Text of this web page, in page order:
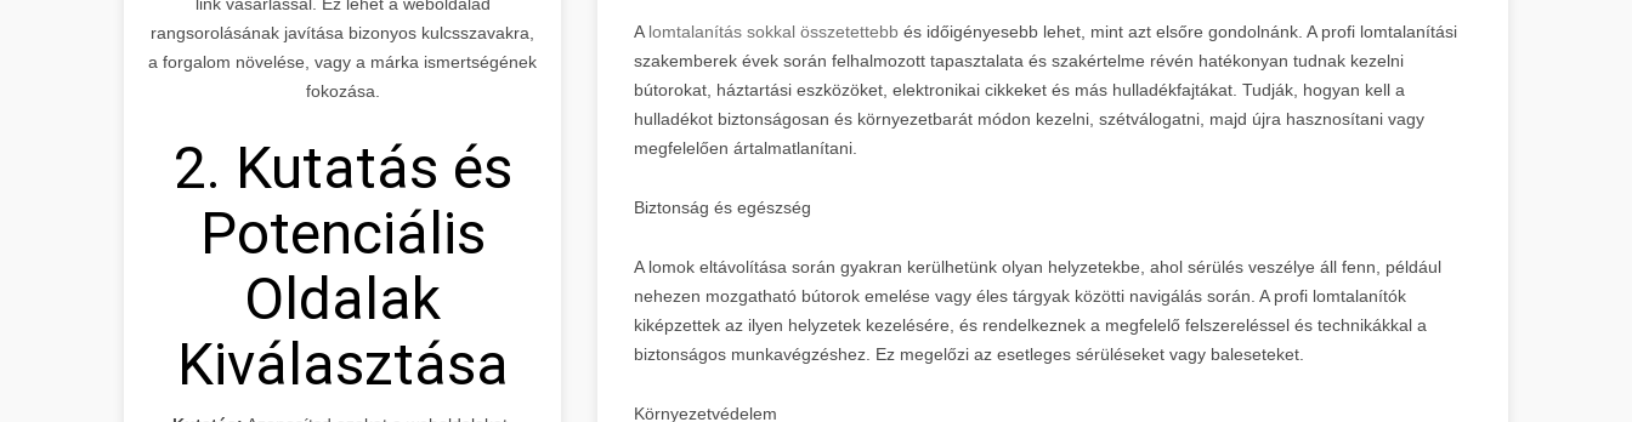
rangsorolásának javítása bizonyos kulcsszavakra,
a forgalom növelése, vagy a márka ismertségének
fokozása.
2. Kutatás és
Potenciális
Oldalak
Kiválasztása
Alomtalanítás sokkal összetettebb és időigényesebb lehet, mint azt elsőre gondolnánk. A profi lomtalanítási
szakemberek évek során felhalmozott tapasztalata és szakértelme révén hatékonyan tudnak kezelni
bútorokat, háztartási eszközöket, elektronikai cikkeket és más hulladékfajtákat. Tudják, hogyan kell a
hulladékot biztonságosan és környezetbarát módon kezelni, szétválogatni, majd újra hasznosítani vagy
megfelelően ártalmatlanítani.
Biztonság és egészség
A lomok eltávolítása során gyakran kerülhetünk olyan helyzetekbe, ahol sérülés veszélye áll fenn, például
nehezen mozgatható bútorok emelése vagy éles tárgyak közötti navigálás során. A profi lomtalanítók
kiképzettek az ilyen helyzetek kezelésére, és rendelkeznek a megfelelő felszereléssel és technikákkal a
biztonságos munkavégzéshez. Ez megelőzi az esetleges sérüléseket vagy baleseteket.
Környezetvédelem